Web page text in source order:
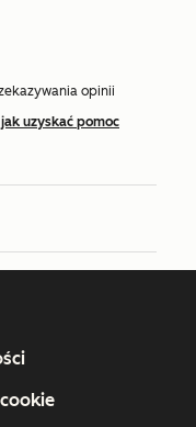
opinii
uzyskać pomoc